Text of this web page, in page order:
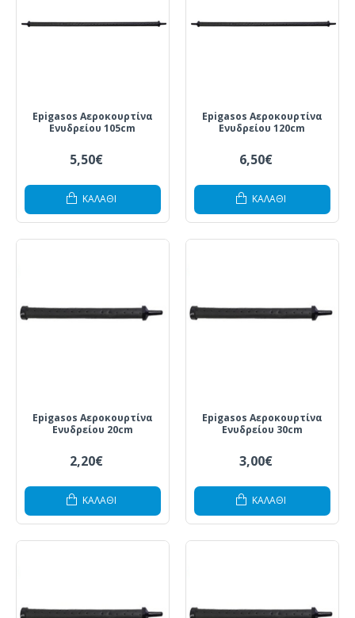
Epigasos Αεροκουρτίνα
Ενυδρείου 105cm
5,50€
ΚΑΛΆΘΙ
Epigasos Αεροκουρτίνα
Ενυδρείου 120cm
6,50€
ΚΑΛΆΘΙ
Epigasos Αεροκουρτίνα
Ενυδρείου 20cm
2,20€
ΚΑΛΆΘΙ
Epigasos Αεροκουρτίνα
Ενυδρείου 30cm
3,00€
ΚΑΛΆΘΙ